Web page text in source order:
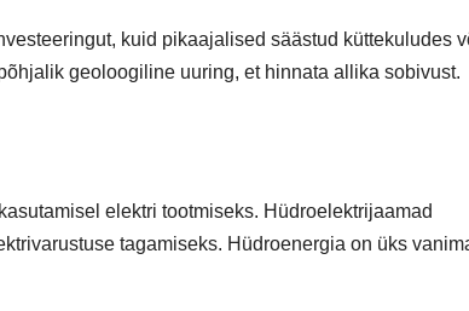
kuid pikaajalised säästud küttekuludes
geoloogiline uuring, et hinnata allika sobivust.
elektri tootmiseks. Hüdroelektrijaamad
tagamiseks. Hüdroenergia on üks